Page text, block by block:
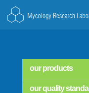
our products
our quality